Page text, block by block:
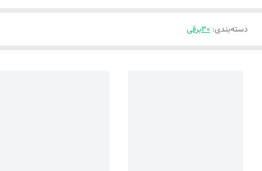
دسته‌بندی: 30برقی